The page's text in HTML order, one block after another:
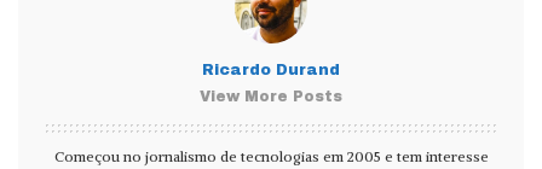
Ricardo Durand
View More Posts
Começou no jornalismo de tecnologias em 2005 e tem interesse